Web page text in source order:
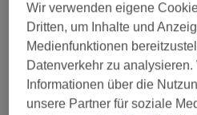
Nagelmodellage (7)
Salonbewertungen
Wir verwenden eigene
Dritten, um Inhalte und
Medienfunktionen
Datenverkehr zu analysieren.
Informationen über die
unsere Partner für soziale